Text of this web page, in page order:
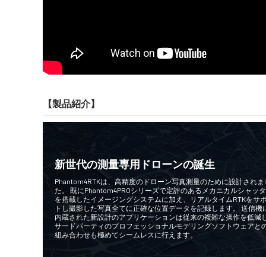
【製品紹介】
新世代の測量専用ドローンの誕生
Phantom4RTKは、高精度のドローン写真測量のために設計されま
た。 既にPhantom4PROシリーズで定評のあるメカニカルシャッ
を搭載したイメージングシステムに加え、リアルタイムRTKをサ
トし撮影した写真全てに正確な位置データを記録します。 送信機
内蔵された新設計のアプリケーションは従来の複雑な操作を低減
サードパーティのプロフェッショナルモデリングソフトウェアと
組み合わせも極めてシームレスに行えます。